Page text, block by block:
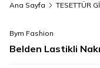
Ana Sayfa TESETTÜR
Bym Fashion
Belden Lastikli